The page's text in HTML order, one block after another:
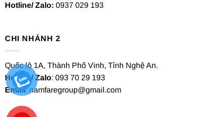
Hotline/ Zalo: 0937 029 193
CHI NHÁNH 2
Quốc lộ 1A, Thành Phố Vinh, Tỉnh Nghệ An.
Hotline/ Zalo: 093 70 29 193
Email: namfaregroup@gmail.com